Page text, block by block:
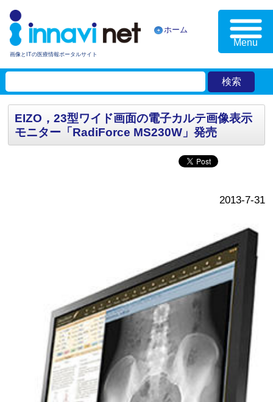
画像とITの医療情報ポータルサイト
ホーム
Menu
EIZO，23型ワイド画面の電子カルテ画像表示
モニター「RadiForce MS230W」発売
2013-7-31